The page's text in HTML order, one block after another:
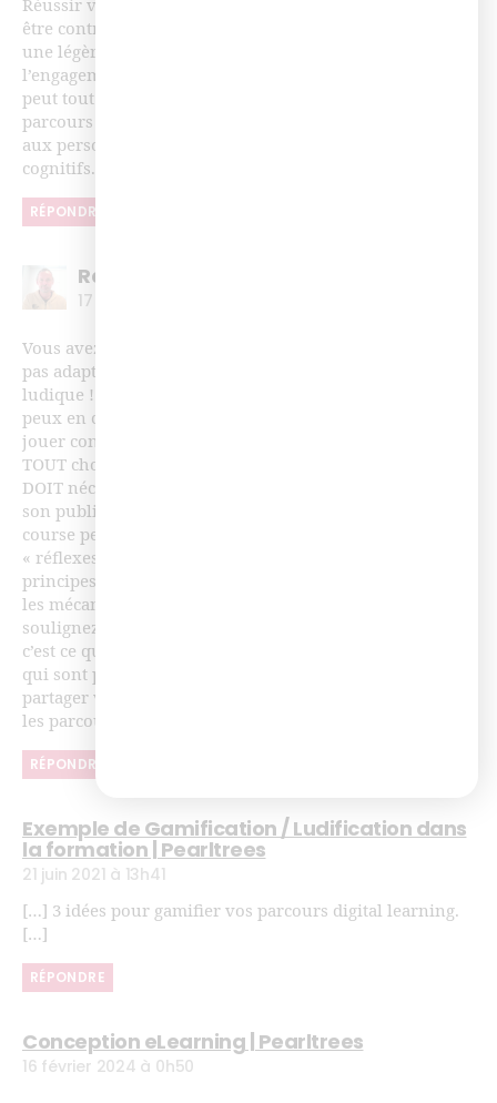
Réussir vite n’a pas de sens pédagogique, voire peuvent
être contre productif par le stress qu’il génère même si
une légère pression augmente l’attention et
l’engagement. Le désir de réussite (l’aversin à la perte)
peut tout à fait biaiser l’objectif d’apprentissage. Les
parcours chronométrés ne sont pas non plus adaptés
aux personnes en situation de handicap physiques ou
cognitifs.
RÉPONDRE
Raphaël
17 octobre 2018 à 10h50
Vous avez tout à fait raison Geneviève, la course n’est
pas adaptée à tous, mais la course est un élément
ludique ! Les petits chevaux, les escapes games, et je
peux en citer d’autres, sont tous des jeux où il faut soit
jouer contre le temps, soit arriver en premier. Comme
TOUT choix pédagogique, la gamification d’un parcours
DOIT nécessairement se faire en analysant précisément
son public, ses attentes et ses contraintes. Pour moi, la
course peut être adaptée pour développer des
« réflexes », réflexe de secours par exemple. Dans les
principes de ludification de la formation, on reproduit
les mécanismes du jeu et il est important comme vous le
soulignez de ne pas biaiser l’objectif d’apprentissage,
c’est ce que certains peuvent reprocher au serious game,
qui sont plus « game » que « serious ». N’hésitez pas à
partager vos propres idées ou expérience pour gamifier
les parcours de formation à distance. Merci !
RÉPONDRE
Exemple de Gamification / Ludification dans
la formation | Pearltrees
21 juin 2021 à 13h41
[…] 3 idées pour gamifier vos parcours digital learning.
[…]
RÉPONDRE
Conception eLearning | Pearltrees
16 février 2024 à 0h50